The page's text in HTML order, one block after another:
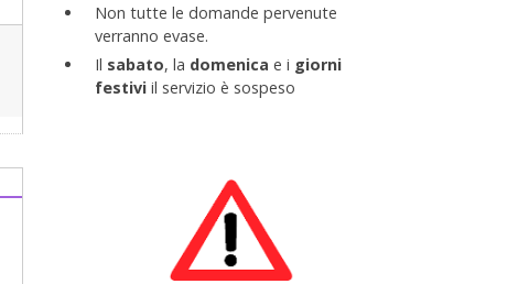
Non tutte le domande pervenute
verranno evase.
Il sabato, la domenica e i giorni
festiviil servizio è sospeso